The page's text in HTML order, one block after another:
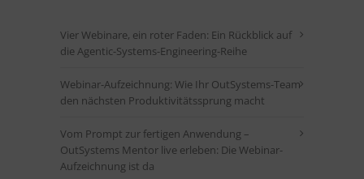
Vier Webinare, ein roter Faden: Ein Rückblick auf
die Agentic-Systems-Engineering-Reihe
Webinar-Aufzeichnung: Wie Ihr OutSystems-Team
den nächsten Produktivitätssprung macht
Vom Prompt zur fertigen Anwendung –
OutSystems Mentor live erleben: Die Webinar-
Aufzeichnung ist da